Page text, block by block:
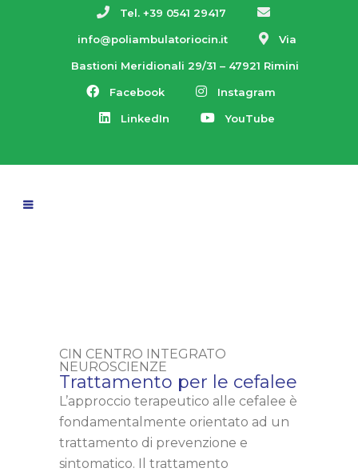
Tel. +39 0541 29417
info@poliambulatoriocin.it Via
Bastioni Meridionali 29/31 – 47921 Rimini
Facebook Instagram
LinkedIn YouTube
CIN CENTRO INTEGRATO
NEUROSCIENZE
Trattamento per le cefalee
L’approccio terapeutico alle cefalee è
fondamentalmente orientato ad un
trattamento di prevenzione e
sintomatico. Il trattamento